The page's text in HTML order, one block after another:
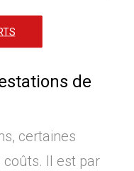
de
certaines
Il est par